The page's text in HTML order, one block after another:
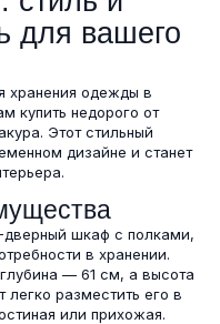
для вашего
хранения одежды в
купить недорого от
Этот стильный
дизайне и станет
шкаф с полками,
в хранении.
— 61 см, а высота
разместить его в
или прихожая.